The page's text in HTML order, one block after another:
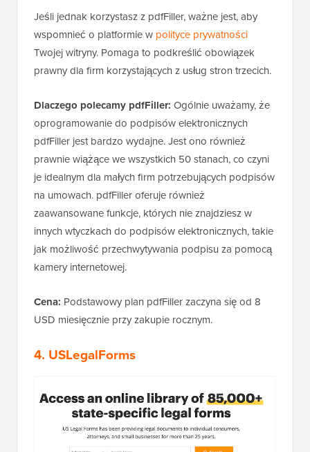
Jeśli jednak korzystasz z pdfFiller, ważne jest, aby
wspomnieć o platformie w polityce prywatności
Twojej witryny. Pomaga to podkreślić obowiązek
prawny dla firm korzystających z usług stron trzecich.
Dlaczego polecamy pdfFiller: Ogólnie uważamy, że
oprogramowanie do podpisów elektronicznych
pdfFiller jest bardzo wydajne. Jest ono również
prawnie wiążące we wszystkich 50 stanach, co czyni
je idealnym dla małych firm potrzebujących podpisów
na umowach. pdfFiller oferuje również
zaawansowane funkcje, których nie znajdziesz w
innych wtyczkach do podpisów elektronicznych, takie
jak możliwość przechwytywania podpisu za pomocą
kamery internetowej.
Cena: Podstawowy plan pdfFiller zaczyna się od 8
USD miesięcznie przy zakupie rocznym.
4. USLegalForms